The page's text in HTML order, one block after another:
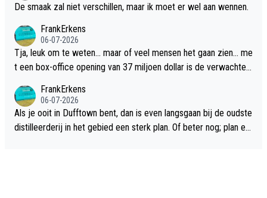
De smaak zal niet verschillen, maar ik moet er wel aan wennen.
FrankErkens
06-07-2026
Tja, leuk om te weten... maar of veel mensen het gaan zien... me
t een box-office opening van 37 miljoen dollar is de verwachte
FrankErkens
06-07-2026
Als je ooit in Dufftown bent, dan is even langsgaan bij de oudste
distilleerderij in het gebied een sterk plan. Of beter nog; plan ee